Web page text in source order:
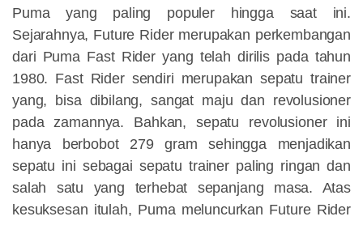
Puma yang paling populer hingga saat ini.
Sejarahnya, Future Rider merupakan perkembangan
dari Puma Fast Rider yang telah dirilis pada tahun
1980. Fast Rider sendiri merupakan sepatu trainer
yang, bisa dibilang, sangat maju dan revolusioner
pada zamannya. Bahkan, sepatu revolusioner ini
hanya berbobot 279 gram sehingga menjadikan
sepatu ini sebagai sepatu trainer paling ringan dan
salah satu yang terhebat sepanjang masa. Atas
kesuksesan itulah, Puma meluncurkan Future Rider